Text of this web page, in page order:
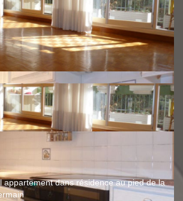
appartement dans résidence au pied de la